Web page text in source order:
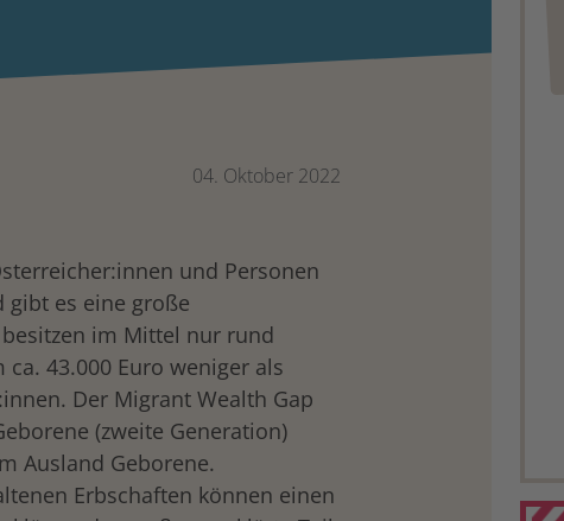
04. Oktober 2022
und Personen
es eine große
im Mittel nur rund
43.000 Euro weniger als
Der Migrant Wealth Gap
(zweite Generation)
Ausland Geborene.
Erbschaften können einen